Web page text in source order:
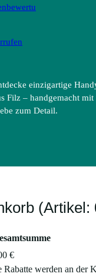
einzigartige
Filz – handgemacht mit
zum Detail.
(Artikel:
€
werden an der